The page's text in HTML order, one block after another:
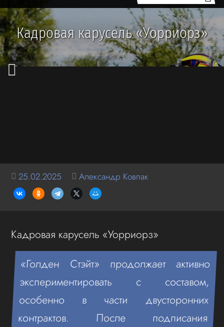
Кадровая карусель «Уорриорз»
25.02.2025 Александр Ковпак
Кадровая карусель «Уорриорз»
«Голден Стэйт» продолжает активно
экспериментировать с составом,
особенно в части двусторонних
контрактов. После подписания